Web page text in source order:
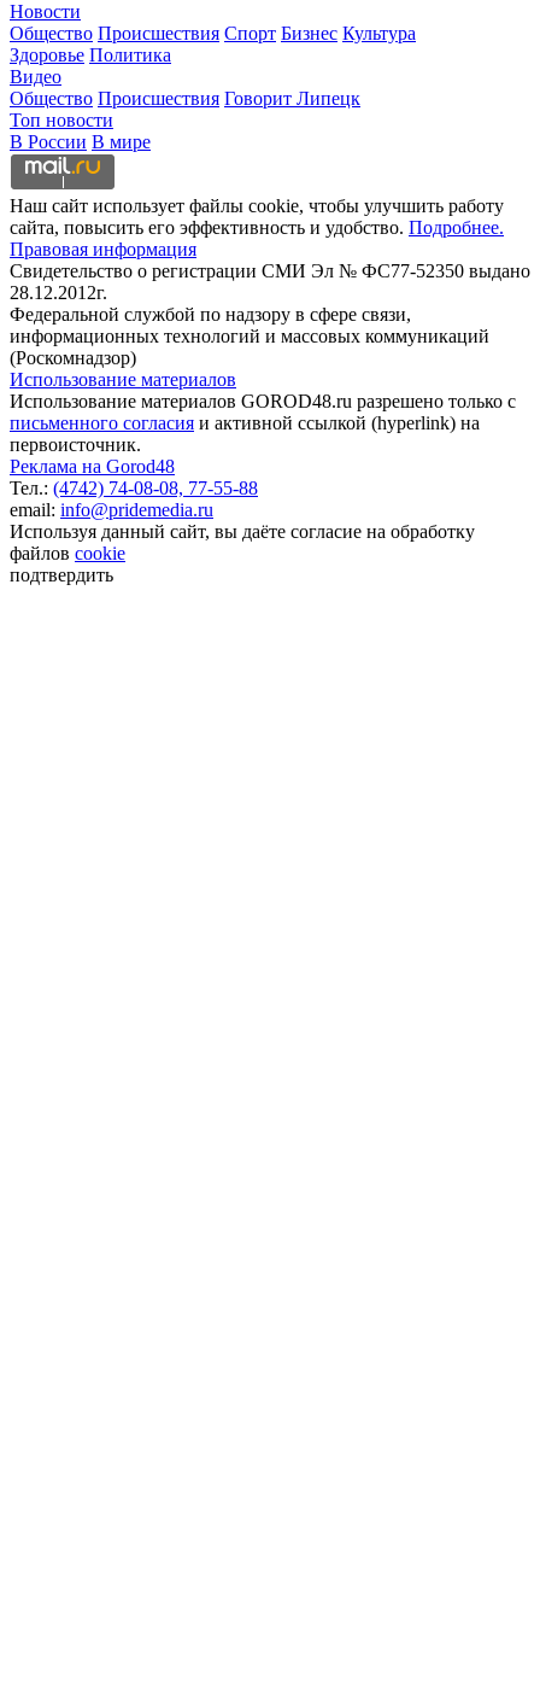
Новости
Общество Происшествия Спорт Бизнес Культура
Здоровье Политика
Видео
Общество Происшествия Говорит Липецк
Топ новости
В России В мире
Наш сайт использует файлы cookie, чтобы улучшить работу
сайта, повысить его эффективность и удобство. Подробнее.
Правовая информация
Свидетельство о регистрации СМИ Эл № ФС77-52350 выдано
28.12.2012г.
Федеральной службой по надзору в сфере связи,
информационных технологий и массовых коммуникаций
(Роскомнадзор)
Использование материалов
Использование материалов GOROD48.ru разрешено только с
письменного согласия и активной ссылкой (hyperlink) на
первоисточник.
Реклама на Gorod48
Тел.: (4742) 74-08-08, 77-55-88
email: info@pridemedia.ru
Используя данный сайт, вы даёте согласие на обработку
файлов cookie
подтвердить